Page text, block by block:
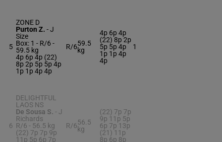
5
ZONE D
Purton Z. -J
Size
Box: 1 - R/6 -
59.5 kg
4p 6p 4p (22)
8p 2p 5p 5p 4p
1p 1p 4p 4p
R/659.5
kg
4p 6p 4p
(22) 8p 2p
5p 5p 4p
1p 1p 4p
4p
1
6
DELIGHTFUL
LAOS NS
De Sousa S. - J
Richards
R/6 - 56.5 kg
(22) 7p 7p 9p
11p 5p 6p 7p
R/656.5
kg
(22) 7p 7p
9p 11p 5p
6p 7p 13p
(21) 11p
8p 6p 8p